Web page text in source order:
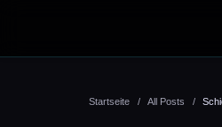
Startseite / All Posts /